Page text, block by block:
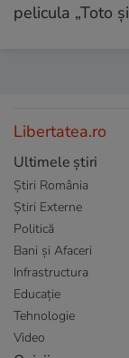
pelicula „Toto
Libertatea.ro
Ultimele știri
Știri România
Știri Externe
Politică
Bani și Afaceri
Infrastructura
Educație
Tehnologie
Video